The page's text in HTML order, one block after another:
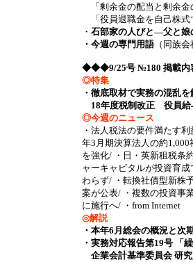
「剰余金の配当と剰余金
「役員退職金を自己株式
・ 石部家の人びと―父と娘
・今週の専門用語（同族会
◆◆◆9/25号 №180 掲載
◎特集
・徹底取材で実務の混乱を
18年度税制改正 役員給
◎今週のニュース
・法人税法の要件満たす
年3月期決算法人の約
を強化/ ・日・英新租税条
ャーキャピタルが投資育
わらず/ ・転換社債型新株
案が公表/ ・複数の投資事
に施行へ/ ・from Internet
◎解説
・本年6月総会の概況と
・実務対応報告第19号 「
企業会計基準委員会 研